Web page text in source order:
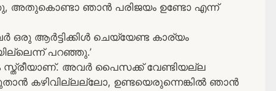
അതുകൊണ്ടാ ഞാൻ പരിജയം ഉണ്ടോ എന്ന്
ഒരു ആർട്ടിക്കിൾ ചെയ്യേണ്ട കാര്യം
പറഞ്ഞു.’
അവർ പൈസക്ക് വേണ്ടിയല്ല
കഴിവില്ലല്ലോ, ഉണ്ടയെരുന്നെങ്കിൽ ഞാൻ